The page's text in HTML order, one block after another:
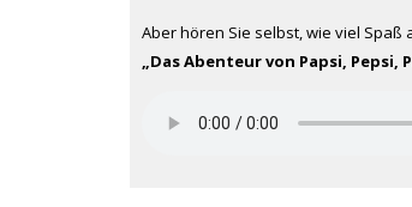
Aber hören Sie selbst, wie viel Spaß
„Das Abenteur von Papsi, Pepsi,